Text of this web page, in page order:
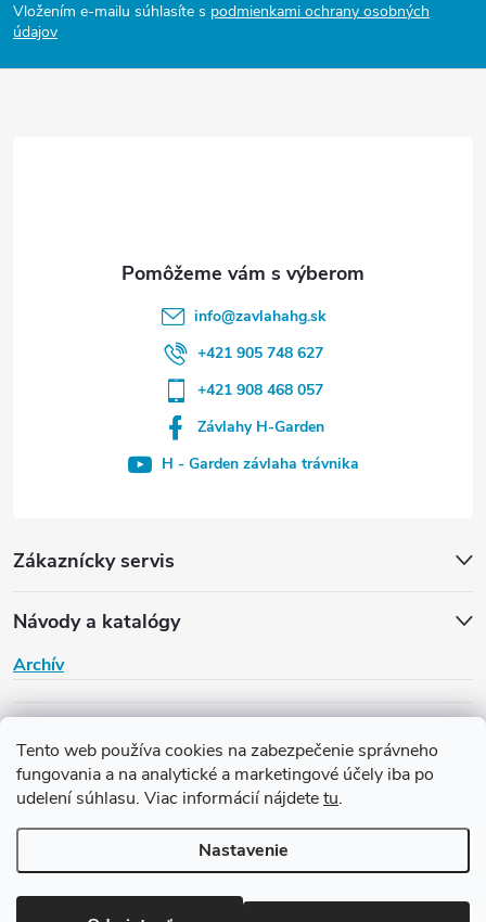
Tento web používa cookies na zabezpečenie správneho
fungovania a na analytické a marketingové účely iba po
udelení súhlasu. Viac informácií nájdetetu.
Nastavenie
e
Vložením e-mailu súhlasíte s podmienkami ochrany osobných
údajov
Zákaznícky servis
Návody a katalógy
Archív
info@zavlahahg.sk
+421 905 748 627
+421 908 468 057
Závlahy H-Garden
H - Garden závlaha trávnika
nastavenie cookies